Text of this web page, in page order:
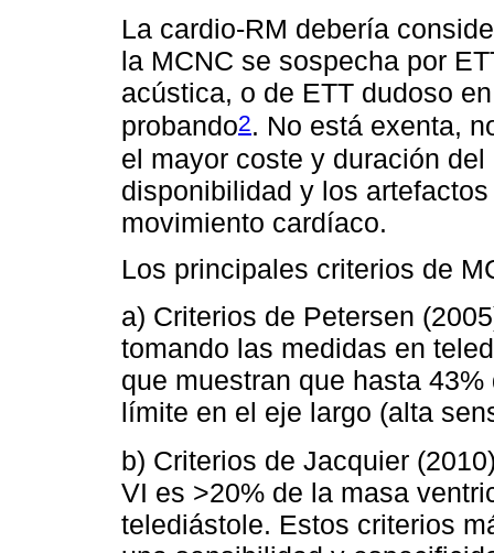
La cardio-RM debería
la MCNC se sospecha por
acústica, o de ETT dudoso
probando2. No está exenta,
el mayor coste y duración
disponibilidad y los
movimiento cardíaco.
Los principales criterios de
a) Criterios de Petersen
tomando las medidas en
que muestran que hasta
límite en el eje largo (alta
b) Criterios de Jacquier
VI es >20% de la masa
telediástole. Estos criterios